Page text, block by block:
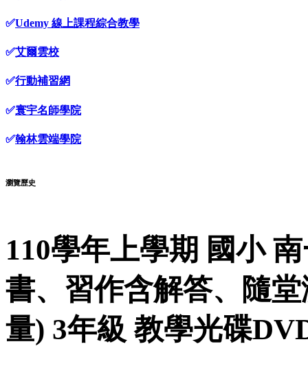
✅Udemy 線上課程綜合教學
✅艾爾雲校
✅行動補習網
✅寰宇名師學院
✅翰林雲端學院
瀏覽歷史
110學年上學期 國小
書、習作含解答、隨
量) 3年級 教學光碟